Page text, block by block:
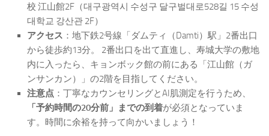
校 江山館2F（대구광역시 수성구 달구벌대로528길 15 수성
대학교 강산관 2F）
アクセス ：地下鉄2号線「ダムティ（Damti）駅」2番出口
から徒歩約13分。 2番出口を出て直進し、寿城大学の敷地
内に入ったら、キョンボック館の前にある「江山館（ガ
ンサンカン）」の2階を目指してください。
注意点 ：丁寧なカウンセリングとAI肌測定を行うため、
「予約時間の20分前」までの到着が必須となっていま
す。時間に余裕を持って向かいましょう！